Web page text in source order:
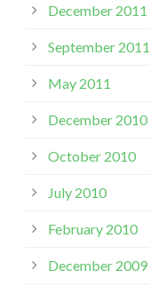
December 2011
September 2011
May 2011
December 2010
October 2010
July 2010
February 2010
December 2009